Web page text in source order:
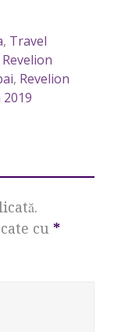
, Travel
Revelion
, Revelion
cu *